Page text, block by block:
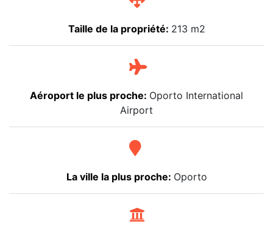
Taille de la propriété: 213 m2
Aéroport le plus proche: Oporto International
Airport
La ville la plus proche: Oporto